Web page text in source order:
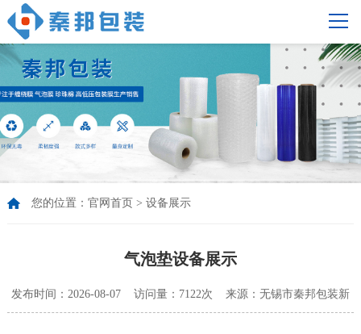
您的位置： 官网首页 > 设备展示
气泡垫设备展示
发布时间：2026-08-07 访问量：7122次 来源：无锡市秦邦包装新